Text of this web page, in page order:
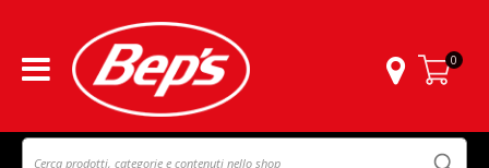
Carrello
0